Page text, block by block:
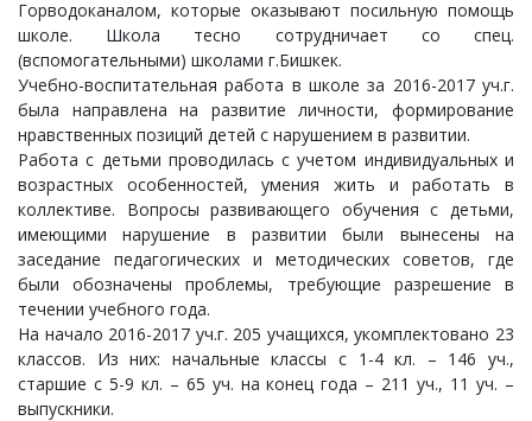
Горводоканалом, которые оказывают посильную помощь
школе. Школа тесно сотрудничает со спец.
(вспомогательными) школами г.Бишкек.
Учебно-воспитательная работа в школе за 2016-2017 уч.г.
была направлена на развитие личности, формирование
нравственных позиций детей с нарушением в развитии.
Работа с детьми проводилась с учетом индивидуальных и
возрастных особенностей, умения жить и работать в
коллективе. Вопросы развивающего обучения с детьми,
имеющими нарушение в развитии были вынесены на
заседание педагогических и методических советов, где
были обозначены проблемы, требующие разрешение в
течении учебного года.
На начало 2016-2017 уч.г. 205 учащихся, укомплектовано 23
классов. Из них: начальные классы с 1-4 кл. – 146 уч.,
старшие с 5-9 кл. – 65 уч. на конец года – 211 уч., 11 уч. –
выпускники.